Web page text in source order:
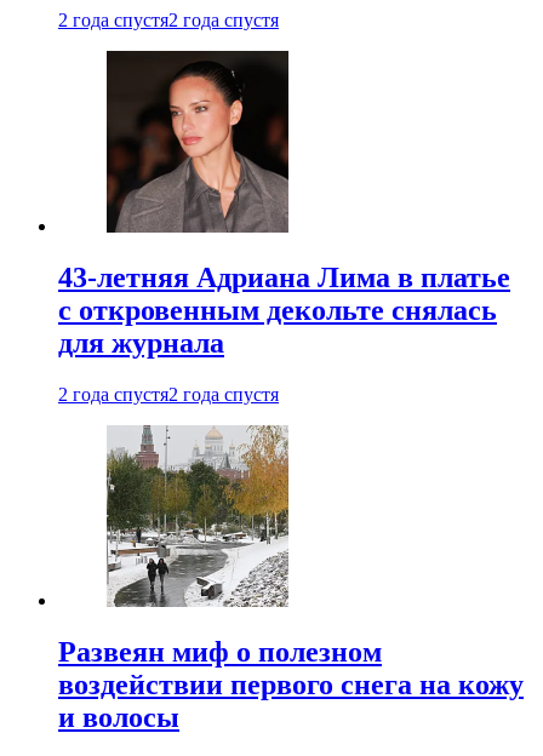
2 года спустя2 года спустя
43-летняя Адриана Лима в платье
с откровенным декольте снялась
для журнала
2 года спустя2 года спустя
Развеян миф о полезном
воздействии первого снега на кожу
и волосы